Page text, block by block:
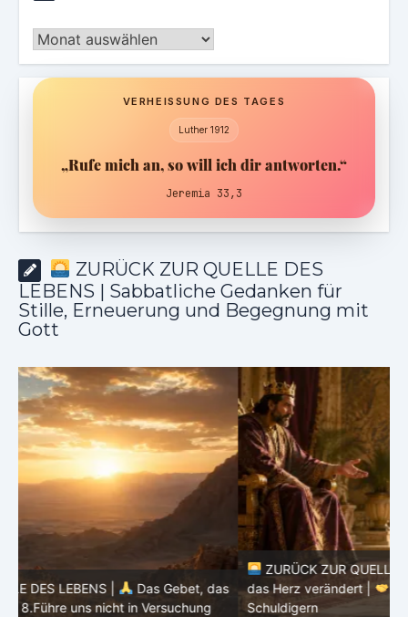
Archiv
VERHEISSUNG DES TAGES
Luther 1912
„Rufe mich an, so will ich dir antworten.“
Jeremia 33,3
ZURÜCK ZUR QUELLE DES
LEBENS | Sabbatliche Gedanken für
Stille, Erneuerung und Begegnung mit
Gott
ZURÜCK ZUR QUELLE DES LEBENS |
Das Gebet, das
das Herz verändert |
7.Wie auch wir vergeben unsern
Schuldigern